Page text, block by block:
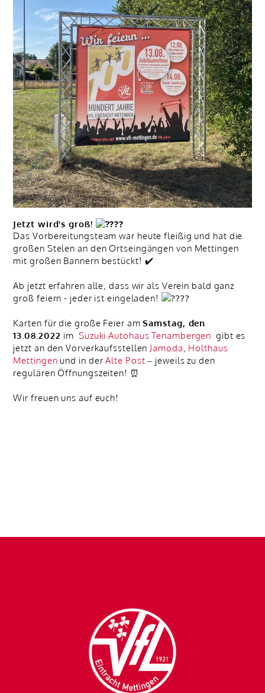
Jetzt wird's groß!
Das Vorbereitungsteam war heute fleißig und hat die
großen Stelen an den Ortseingängen von Mettingen
mit großen Bannern bestückt! ✔️
Ab jetzt erfahren alle, dass wir als Verein bald ganz
groß feiern - jeder ist eingeladen!
Karten für die große Feier amSamstag, den
13.08.2022 im Suzuki Autohaus Tenambergen gibt es
jetzt an den Vorverkaufsstellen Jamoda, Holthaus
Mettingen und in der Alte Post – jeweils zu den
regulären Öffnungszeiten! ⏰
Wir freuen uns auf euch!